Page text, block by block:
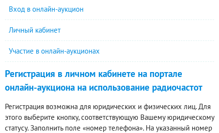
Вход в онлайн-аукцион
Личный кабинет
Участие в онлайн-аукционах
Регистрация в личном кабинете на портале
онлайн-аукциона на использование радиочастот
Регистрация возможна для юридических и физических лиц. Для
этого выберите кнопку, соответствующую Вашему юридическому
статусу. Заполнить поле «номер телефона». На указанный номер